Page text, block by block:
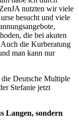
nutzten wir viele
besucht und viele
die bei akuten
die Kurberatung
man kann nur
Deutsche Multiple
Stefanie jetzt
Langen, sondern